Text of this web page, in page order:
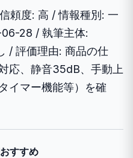
信頼度: 高 / 情報種別: 一
28 / 執筆主体:
/ 評価理由: 商品の仕
応、静音35dB、手動上
イマー機能等）を確
すすめ